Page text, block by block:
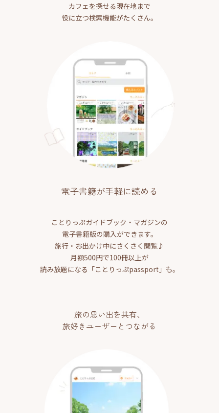
カフェを探せる現在地まで
役に立つ検索機能がたくさん。
電子書籍が手軽に読める
ことりっぷガイドブック・マガジンの
電子書籍版の購入ができます。
旅行・お出かけ中にさくさく閲覧♪
月額500円で100冊以上が
読み放題になる「ことりっぷpassport」も。
旅の思い出を共有、
旅好きユーザーとつながる